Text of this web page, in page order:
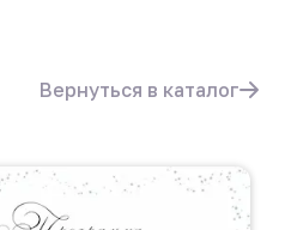
Вернуться в каталог